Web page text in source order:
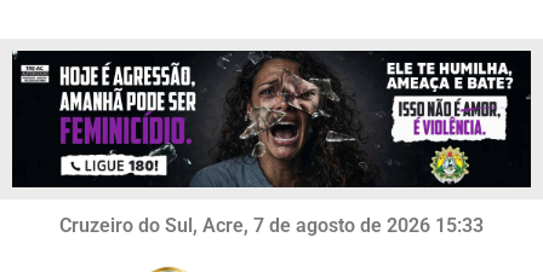
Cruzeiro do Sul, Acre, 7 de agosto de 2026 15:33